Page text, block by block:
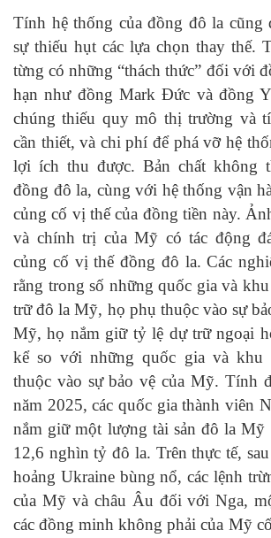
Tính hệ thống của đồng đô la
sự thiếu hụt các lựa chọn thay thế.
từng có những “thách thức” đối với
hạn như đồng Mark Đức và đồng
chúng thiếu quy mô thị trường và
cần thiết, và chi phí để phá vỡ hệ
lợi ích thu được. Bản chất không
đồng đô la, cùng với hệ thống vận
củng cố vị thế của đồng tiền này.
và chính trị của Mỹ có tác động
củng cố vị thế đồng đô la. Các
rằng trong số những quốc gia và
trữ đô la Mỹ, họ phụ thuộc vào sự
Mỹ, họ nắm giữ tỷ lệ dự trữ ngoại
kể so với những quốc gia và khu
thuộc vào sự bảo vệ của Mỹ. Tính
năm 2025, các quốc gia thành viên
nắm giữ một lượng tài sản đô la
12,6 nghìn tỷ đô la. Trên thực tế,
hoảng Ukraine bùng nổ, các lệnh
của Mỹ và châu Âu đối với Nga,
các đồng minh không phải của Mỹ